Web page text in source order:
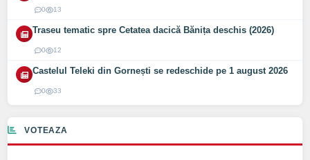
0 13
Traseu tematic spre Cetatea dacică Bănița deschis (2026)
0 12
Castelul Teleki din Gornești se redeschide pe 1 august 2026
0 33
VOTEAZA